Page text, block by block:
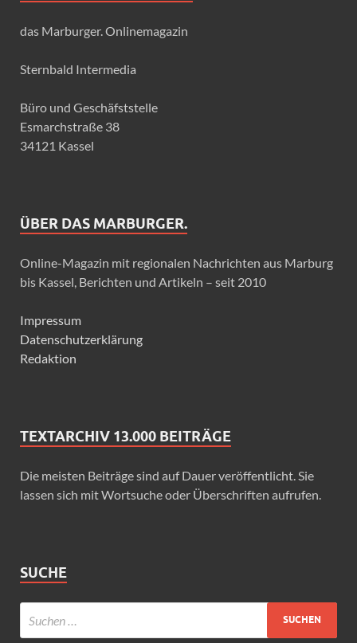
das Marburger. Onlinemagazin
Sternbald Intermedia
Büro und Geschäfststelle
Esmarchstraße 38
34121 Kassel
ÜBER DAS MARBURGER.
Online-Magazin mit regionalen Nachrichten aus Marburg
bis Kassel, Berichten und Artikeln – seit 2010
Impressum
Datenschutzerklärung
Redaktion
TEXTARCHIV 13.000 BEITRÄGE
Die meisten Beiträge sind auf Dauer veröffentlicht. Sie
lassen sich mit Wortsuche oder Überschriften aufrufen.
SUCHE